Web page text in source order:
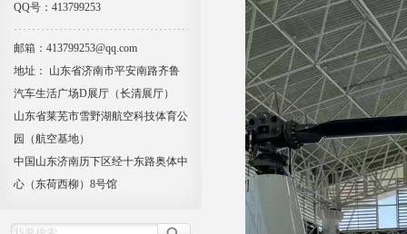
QQ号：413799253
邮箱：413799253@qq.com
地址： 山东省济南市平安南路齐鲁
汽车生活广场D展厅（长清展厅）
山东省莱芜市雪野湖航空科技体育公
园（航空基地）
中国山东济南历下区经十东路奥体中
心（东荷西柳）8号馆